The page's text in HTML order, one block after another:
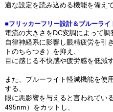
適な設定を読み込める機能を備え
■フリッカーフリー設計＆ブルーライ
電流の大きさをDC変調によって調
自律神経系に影響し眼精疲労を引
トのちらつき）を抑え、
目に感じる不快感や疲労感を低減
また、ブルーライト軽減機能を使
する、
眼に悪影響を与えると言われてい
495nm）をカットし、